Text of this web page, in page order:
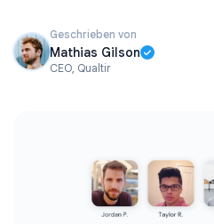
Geschrieben von
Mathias Gilson
CEO, Qualtir